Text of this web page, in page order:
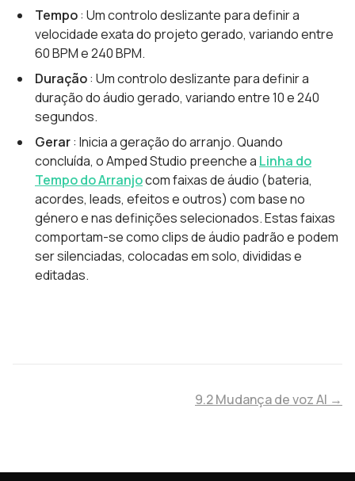
Tempo: Um controlo deslizante para definir a
velocidade exata do projeto gerado, variando entre
60 BPM e 240 BPM.
Duração: Um controlo deslizante para definir a
duração do áudio gerado, variando entre 10 e 240
segundos.
Gerar: Inicia a geração do arranjo. Quando
concluída, o Amped Studio preenche a Linha do
Tempo do Arranjocom faixas de áudio (bateria,
acordes, leads, efeitos e outros) com base no
género e nas definições selecionados. Estas faixas
comportam-se como clips de áudio padrão e podem
ser silenciadas, colocadas em solo, divididas e
editadas.
9.2 Mudança de voz AI →